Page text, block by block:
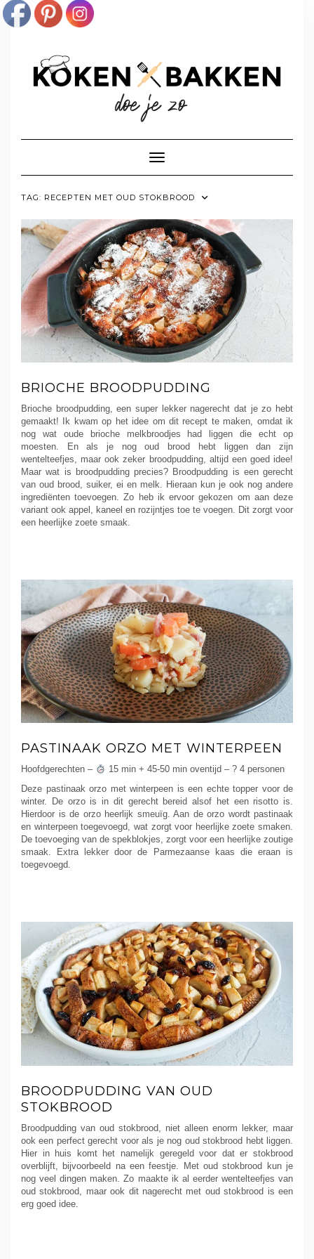
Toggle navigatie
TAG: RECEPTEN MET OUD STOKBROOD
BRIOCHE BROODPUDDING
Brioche broodpudding, een super lekker nagerecht dat je zo hebt
gemaakt! Ik kwam op het idee om dit recept te maken, omdat ik
nog wat oude brioche melkbroodjes had liggen die echt op
moesten. En als je nog oud brood hebt liggen dan zijn
wentelteefjes, maar ook zeker broodpudding, altijd een goed idee!
Maar wat is broodpudding precies? Broodpudding is een gerecht
van oud brood, suiker, ei en melk. Hieraan kun je ook nog andere
ingrediënten toevoegen. Zo heb ik ervoor gekozen om aan deze
variant ook appel, kaneel en rozijntjes toe te voegen. Dit zorgt voor
een heerlijke zoete smaak.
PASTINAAK ORZO MET WINTERPEEN
Hoofdgerechten –
15 min + 45-50 min oventijd – ? 4 personen
Deze pastinaak orzo met winterpeen is een echte topper voor de
winter. De orzo is in dit gerecht bereid alsof het een risotto is.
Hierdoor is de orzo heerlijk smeuïg. Aan de orzo wordt pastinaak
en winterpeen toegevoegd, wat zorgt voor heerlijke zoete smaken.
De toevoeging van de spekblokjes, zorgt voor een heerlijke zoutige
smaak. Extra lekker door de Parmezaanse kaas die eraan is
toegevoegd.
BROODPUDDING VAN OUD
STOKBROOD
Broodpudding van oud stokbrood, niet alleen enorm lekker, maar
ook een perfect gerecht voor als je nog oud stokbrood hebt liggen.
Hier in huis komt het namelijk geregeld voor dat er stokbrood
overblijft, bijvoorbeeld na een feestje. Met oud stokbrood kun je
nog veel dingen maken. Zo maakte ik al eerder wentelteefjes van
oud stokbrood, maar ook dit nagerecht met oud stokbrood is een
erg goed idee.